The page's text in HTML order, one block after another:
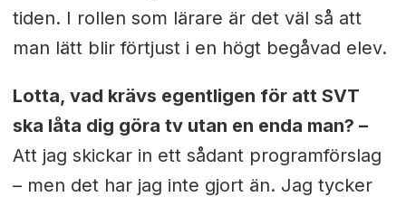
tiden. I rollen som lärare är det väl så att
man lätt blir förtjust i en högt begåvad elev.
Lotta, vad krävs egentligen för att SVT
ska låta dig göra tv utan en enda man? –
Att jag skickar in ett sådant programförslag
– men det har jag inte gjort än. Jag tycker